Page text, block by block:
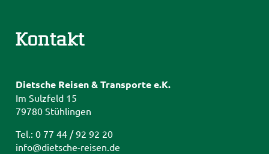
Kontakt
Dietsche Reisen & Transporte e.K.
Im Sulzfeld 15
79780 Stühlingen
Tel.: 0 77 44 / 92 92 20
info@dietsche-reisen.de